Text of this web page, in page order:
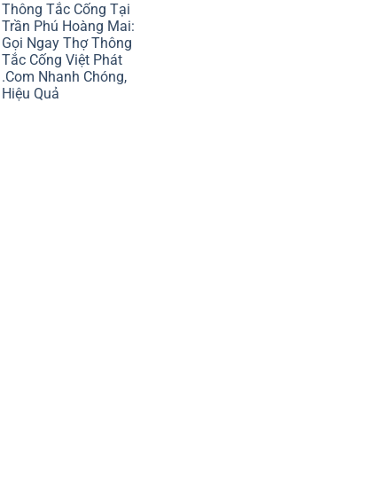
Thông Tắc Cống Tại
Trần Phú Hoàng Mai:
Gọi Ngay Thợ Thông
Tắc Cống Việt Phát
.Com Nhanh Chóng,
Hiệu Quả